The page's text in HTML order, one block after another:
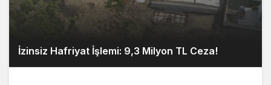
İzinsiz Hafriyat İşlemi: 9,3 Milyon TL Ceza!